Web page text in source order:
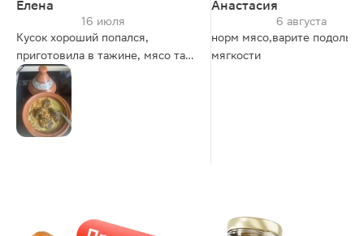
Елена
16 июля
Кусок хороший попался,
приготовила в тажине, мясо тает
во рту). Фото после
холодильника)
Анастасия
6 августа
норм мясо,варите
мягкости